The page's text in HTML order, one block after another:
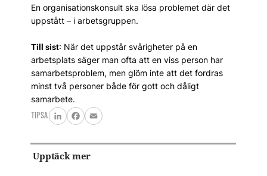
En organisationskonsult ska lösa problemet där det
uppstått – i arbetsgruppen.
Till sist: När det uppstår svårigheter på en
arbetsplats säger man ofta att en viss person har
samarbetsproblem, men glöm inte att det fordras
minst två personer både för gott och dåligt
samarbete.
TIPSA
LinkedInFacebook
Email
Upptäck mer